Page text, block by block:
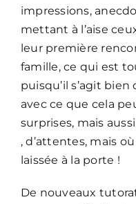
impressions,
mettant à l’aise
leur première
famille, ce qui est
puisqu’il s’agit
avec ce que cela
surprises, mais
, d’attentes, mais
laissée à la porte !
De nouveaux